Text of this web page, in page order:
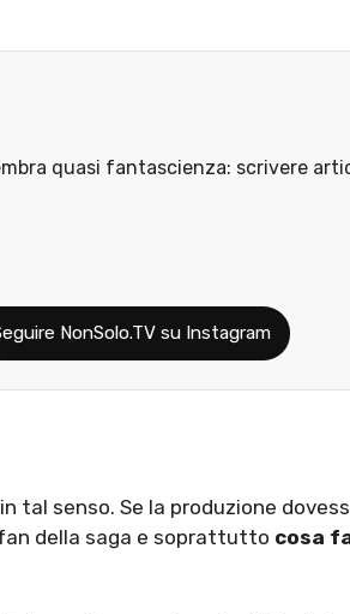
quasi fantascienza: scrivere
NonSolo.TV su Instagram
tal senso. Se la produzione
della saga e soprattutto cosa